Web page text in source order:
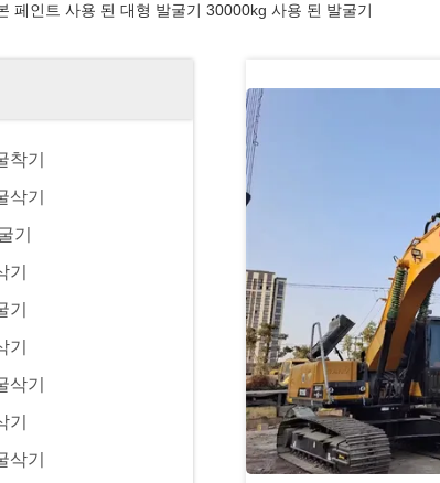
페인트 사용 된 대형 발굴기 30000kg 사용 된 발굴기
착기
삭기
기
기
기
기
삭기
기
삭기